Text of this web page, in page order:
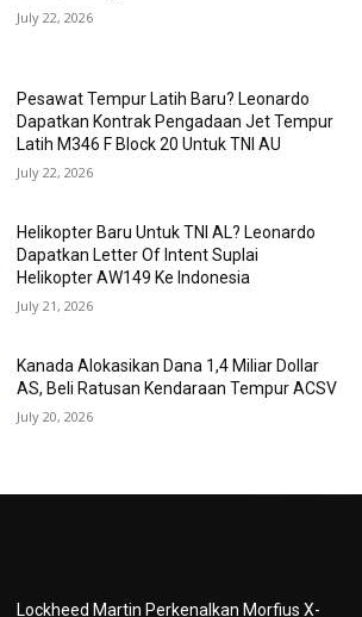
July 22, 2026
Pesawat Tempur Latih Baru? Leonardo
Dapatkan Kontrak Pengadaan Jet Tempur
Latih M346 F Block 20 Untuk TNI AU
July 22, 2026
Helikopter Baru Untuk TNI AL? Leonardo
Dapatkan Letter Of Intent Suplai
Helikopter AW149 Ke Indonesia
July 21, 2026
Kanada Alokasikan Dana 1,4 Miliar Dollar
AS, Beli Ratusan Kendaraan Tempur ACSV
July 20, 2026
Lockheed Martin Perkenalkan Morfius X-